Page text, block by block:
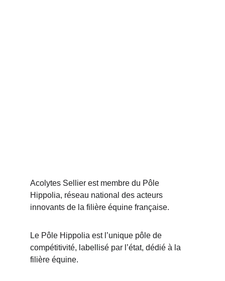
Acolytes Sellier est membre du Pôle
Hippolia, réseau national des acteurs
innovants de la filière équine française.
Le Pôle Hippolia est l’unique pôle de
compétitivité, labellisé par l’état, dédié à la
filière équine.